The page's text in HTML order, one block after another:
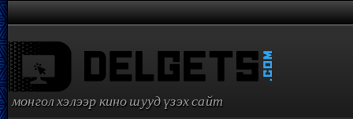
монгол хэлээр кино шууд үзэх сайт